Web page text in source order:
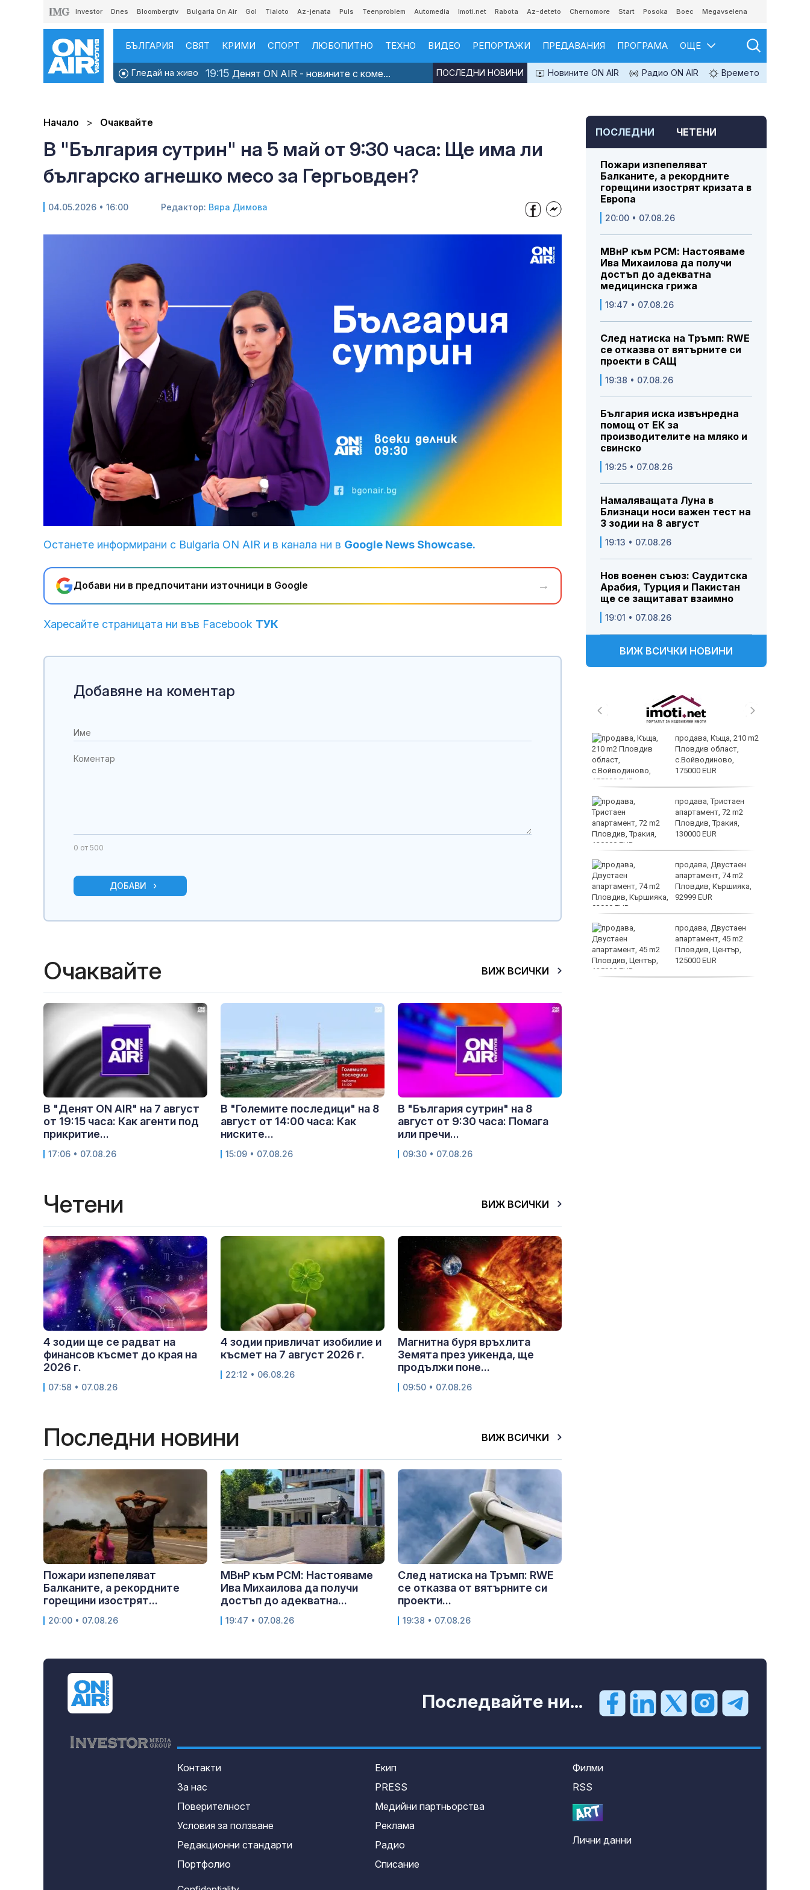
Investor Dnes Bloombergtv Bulgaria On Air Gol Tialoto Az-jenata Puls Teenproblem Automedia Imoti.net Rabota Az-deteto Chernomore Start Posoka Boec Megavselena
БЪЛГАРИЯ СВЯТ КРИМИ СПОРТ ЛЮБОПИТНО ТЕХНО ВИДЕО РЕПОРТАЖИ ПРЕДАВАНИЯ ПРОГРАМА ОЩЕ
Гледай на живо 19:15 Денят ON AIR - новините с коме... Новините ON AIR Радио ON AIR Времето
ПОСЛЕДНИ НОВИНИ
Начало Очаквайте
В "България сутрин" на 5 май от 9:30 часа: Ще има ли
българско агнешко месо за Гергьовден?
04.05.2026 • 16:00 Редактор: Вяра Димова
Unmute Loaded
100.00%
Останете информирани с Bulgaria ON AIR и в канала ни в Google News Showcase.
Добави ни в предпочитани източници в Google →
Харесайте страницата ни във Facebook ТУК
ПОСЛЕДНИ ЧЕТЕНИ
Пожари изпепеляват
Балканите, а рекордните
горещини изострят кризата в
Европа
20:00 • 07.08.26
МВнР към РСМ: Настояваме
Ива Михаилова да получи
достъп до адекватна
медицинска грижа
19:47 • 07.08.26
След натиска на Тръмп: RWE
се отказва от вятърните си
проекти в САЩ
19:38 • 07.08.26
България иска извънредна
помощ от ЕК за
производителите на мляко и
свинско
19:25 • 07.08.26
Намаляващата Луна в
Близнаци носи важен тест на
3 зодии на 8 август
19:13 • 07.08.26
Нов военен съюз: Саудитска
Арабия, Турция и Пакистан
ще се защитават взаимно
19:01 • 07.08.26
ВИЖ ВСИЧКИ НОВИНИ
продава, Къща, 210 m2
Пловдив област,
с.Войводиново,
175000 EUR
продава, Тристаен
апартамент, 72 m2
Пловдив, Тракия,
130000 EUR
продава, Двустаен
апартамент, 74 m2
Пловдив, Кършияка,
92999 EUR
продава, Двустаен
апартамент, 45 m2
Пловдив, Център,
125000 EUR
Добавяне на коментар
0 от 500
ДОБАВИ
Очаквайте ВИЖ ВСИЧКИ
В "Денят ON AIR" на 7 август
от 19:15 часа: Как агенти под
прикритие...
17:06 • 07.08.26
В "Големите последици" на 8
август от 14:00 часа: Как
ниските...
15:09 • 07.08.26
В "България сутрин" на 8
август от 9:30 часа: Помага
или пречи...
09:30 • 07.08.26
Четени ВИЖ ВСИЧКИ
4 зодии ще се радват на
финансов късмет до края на
2026 г.
07:58 • 07.08.26
4 зодии привличат изобилие и
късмет на 7 август 2026 г.
22:12 • 06.08.26
Магнитна буря връхлита
Земята през уикенда, ще
продължи поне...
09:50 • 07.08.26
Последни новини ВИЖ ВСИЧКИ
Пожари изпепеляват
Балканите, а рекордните
горещини изострят...
20:00 • 07.08.26
МВнР към РСМ: Настояваме
Ива Михаилова да получи
достъп до адекватна...
19:47 • 07.08.26
След натиска на Тръмп: RWE
се отказва от вятърните си
проекти...
19:38 • 07.08.26
Последвайте ни...
Контакти
За нас
Поверителност
Условия за ползване
Редакционни стандарти
Портфолио
Екип
PRESS
Медийни партньорства
Реклама
Радио
Списание
Филми
RSS
Лични данни